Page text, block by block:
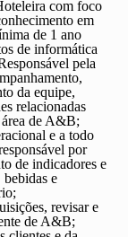
com foco
em
de 1 ano
de informática
pela
da equipe,
relacionadas
de A&B;
e a todo
por
de indicadores e
bebidas e
revisar e
de A&B;